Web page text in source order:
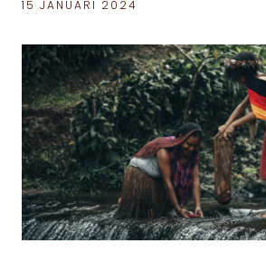
15 JANUARI 2024